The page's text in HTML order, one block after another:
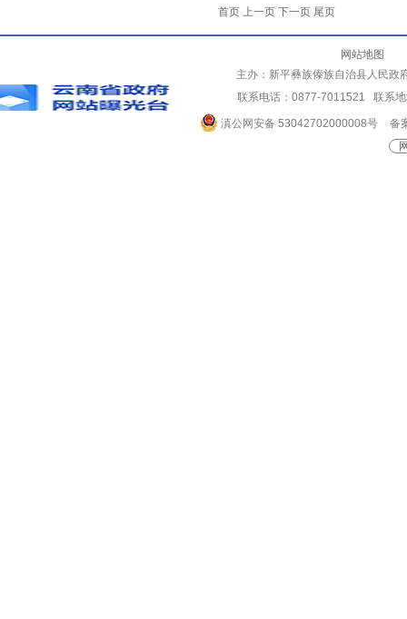
首页 上一页 下一页 尾页
网站地图
主办：新平彝族傣族自治县人民
联系电话：0877-7011521 联系
滇公网安备 53042702000008号
备